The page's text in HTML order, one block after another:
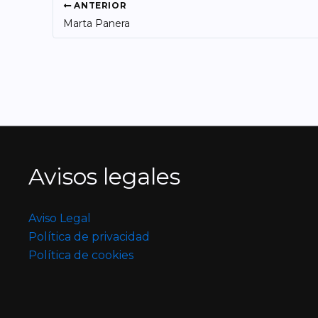
ANTERIOR
Marta Panera
Avisos legales
Aviso Legal
Política de privacidad
Política de cookies